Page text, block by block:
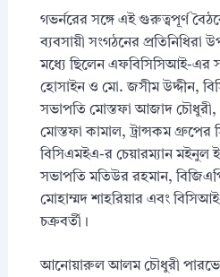
গভর্নরের সঙ্গে এই গুরুত্বপূর্ণ
ব্যবসায়ী সংগঠনের প্রতিনিধিরা
মধ্যে ছিলেন এফবিসিসিআই-এর
হোসাইন ও মো. জসীম উদ্দীন,
সভাপতি মোস্তফা আজাদ চৌধুরী,
মোস্তফা কামাল, ট্রান্সকম গ্রুপের
বিসিএমইএ-র চেয়ারম্যান
সভাপতি মতিউর রহমান,
মোহাম্মদ শাহরিয়ার এবং
চক্রবর্তী।
আনোয়ারুল আলম চৌধুরী